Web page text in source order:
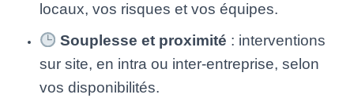
locaux, vos risques et vos équipes.
Souplesse et proximité : interventions
sur site, en intra ou inter-entreprise, selon
vos disponibilités.